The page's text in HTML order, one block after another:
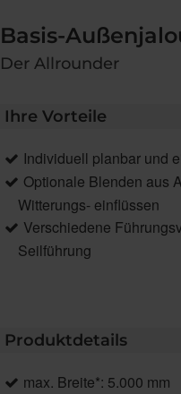
Basis-
Der Allrounder
Ihre Vorteile
Individuell planbar und
Optionale Blenden aus
Witterungs- einflüssen
Verschiedene
Seilführung
Produktdetails
max. Breite*: 5.000 mm